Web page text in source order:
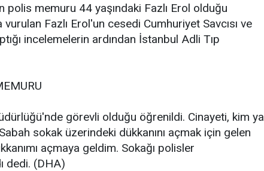
polis memuru 44 yaşındaki Fazlı Erol olduğu
vurulan Fazlı Erol'un cesedi Cumhuriyet Savcısı ve
incelemelerin ardından İstanbul Adli Tıp
görevli olduğu öğrenildi. Cinayeti, kim ya
sokak üzerindeki dükkanını açmak için gelen
açmaya geldim. Sokağı polisler
dedi. (DHA)